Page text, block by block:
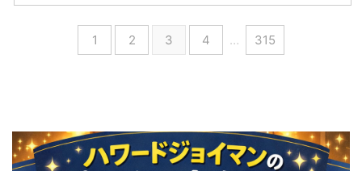
1 2 3 4 … 315